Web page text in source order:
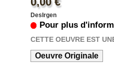
DesIrgen
Pour plus
CETTE OEUVRE EST
Oeuvre Originale